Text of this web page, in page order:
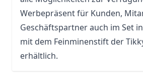
Werbepräsent für Kunden,
Geschäftspartner auch im Set
mit dem Feinminenstift der
erhältlich.